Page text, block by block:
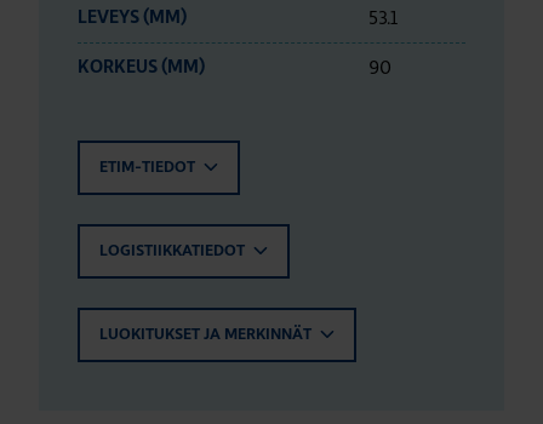
LEVEYS (MM) 53.1
KORKEUS (MM) 90
ETIM-TIEDOT
LOGISTIIKKATIEDOT
LUOKITUKSET JA MERKINNÄT